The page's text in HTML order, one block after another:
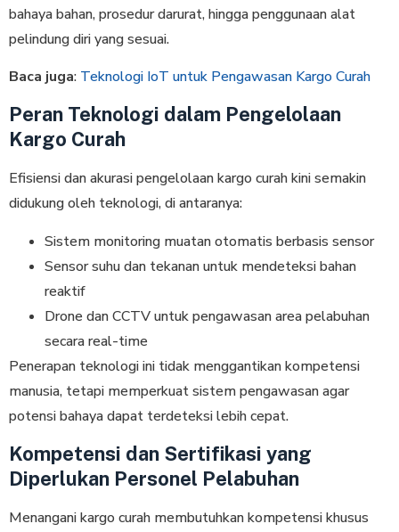
bahaya bahan, prosedur darurat, hingga penggunaan alat
pelindung diri yang sesuai.
Baca juga: Teknologi IoT untuk Pengawasan Kargo Curah
Peran Teknologi dalam Pengelolaan
Kargo Curah
Efisiensi dan akurasi pengelolaan kargo curah kini semakin
didukung oleh teknologi, di antaranya:
Sistem monitoring muatan otomatis berbasis sensor
Sensor suhu dan tekanan untuk mendeteksi bahan
reaktif
Drone dan CCTV untuk pengawasan area pelabuhan
secara real-time
Penerapan teknologi ini tidak menggantikan kompetensi
manusia, tetapi memperkuat sistem pengawasan agar
potensi bahaya dapat terdeteksi lebih cepat.
Kompetensi dan Sertifikasi yang
Diperlukan Personel Pelabuhan
Menangani kargo curah membutuhkan kompetensi khusus